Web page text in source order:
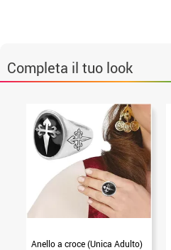
Completa il tuo look
Anello a croce (Unica Adulto)